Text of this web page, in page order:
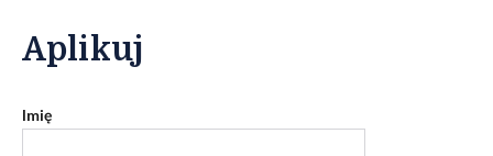
Aplikuj
Imię